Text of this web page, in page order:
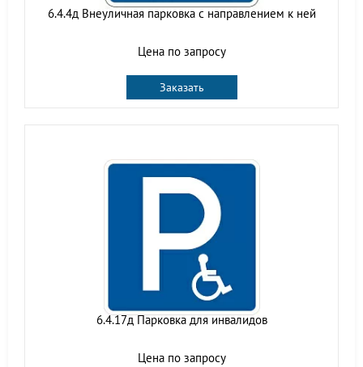
6.4.4д Внеуличная парковка с направлением к ней
Цена по запросу
Заказать
6.4.17д Парковка для инвалидов
Цена по запросу